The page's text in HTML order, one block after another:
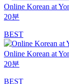
Online Korean at
20분
BEST
Online Korean at
20분
BEST